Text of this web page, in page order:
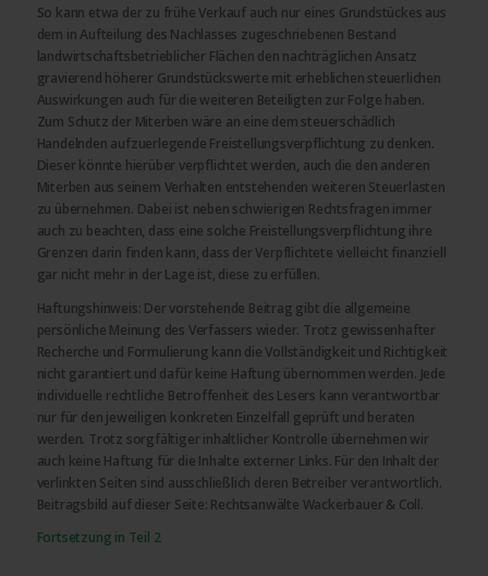
So kann etwa der zu frühe Verkauf auch nur eines Grundstückes aus
dem in Aufteilung des Nachlasses zugeschriebenen Bestand
landwirtschaftsbetrieblicher Flächen den nachträglichen Ansatz
gravierend höherer Grundstückswerte mit erheblichen steuerlichen
Auswirkungen auch für die weiteren Beteiligten zur Folge haben.
Zum Schutz der Miterben wäre an eine dem steuerschädlich
Handelnden aufzuerlegende Freistellungsverpflichtung zu denken.
Dieser könnte hierüber verpflichtet werden, auch die den anderen
Miterben aus seinem Verhalten entstehenden weiteren Steuerlasten
zu übernehmen. Dabei ist neben schwierigen Rechtsfragen immer
auch zu beachten, dass eine solche Freistellungsverpflichtung ihre
Grenzen darin finden kann, dass der Verpflichtete vielleicht finanziell
gar nicht mehr in der Lage ist, diese zu erfüllen.
Haftungshinweis: Der vorstehende Beitrag gibt die allgemeine
persönliche Meinung des Verfassers wieder. Trotz gewissenhafter
Recherche und Formulierung kann die Vollständigkeit und Richtigkeit
nicht garantiert und dafür keine Haftung übernommen werden. Jede
individuelle rechtliche Betroffenheit des Lesers kann verantwortbar
nur für den jeweiligen konkreten Einzelfall geprüft und beraten
werden. Trotz sorgfältiger inhaltlicher Kontrolle übernehmen wir
auch keine Haftung für die Inhalte externer Links. Für den Inhalt der
verlinkten Seiten sind ausschließlich deren Betreiber verantwortlich.
Beitragsbild auf dieser Seite: Rechtsanwälte Wackerbauer & Coll.
Fortsetzung in Teil 2